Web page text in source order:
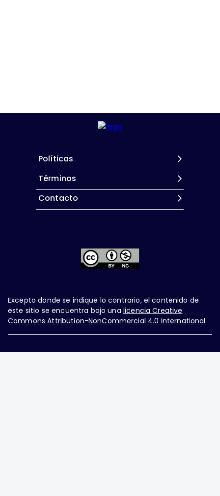
Políticas
Términos
Contacto
Excepto donde se indique lo contrario, el contenido de
este sitio se encuentra bajo una licencia Creative
Commons Attribution-NonCommercial 4.0 International